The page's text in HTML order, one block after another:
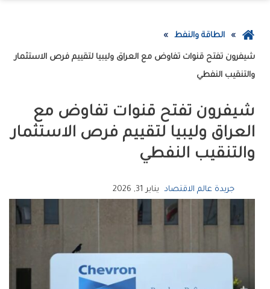
عودة
الطاقة والنفط
شيفرون تفتح قنوات تفاوض مع العراق وليبيا لتقييم فرص الاستثمار
والتنقيب النفطي
شيفرون تفتح قنوات تفاوض مع
العراق وليبيا لتقييم فرص الاستثمار
والتنقيب النفطي
جريدة عالم الاقتصاد يناير 31, 2026